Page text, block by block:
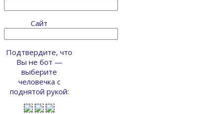
Сайт
Подтвердите, что
Вы не бот —
выберите
человечка с
поднятой рукой: